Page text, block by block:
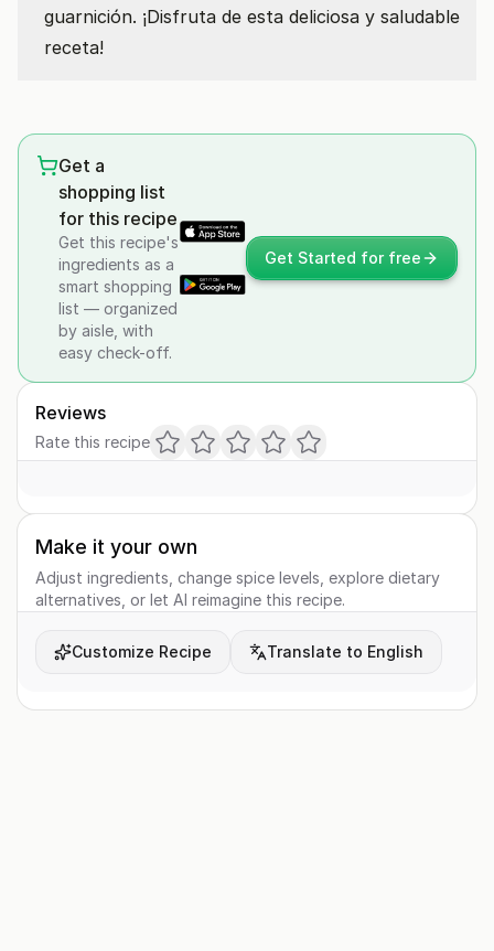
guarnición. ¡Disfruta de esta deliciosa y saludable
receta!
Get a
shopping list
for this recipe
Get this recipe's
ingredients as a
smart shopping
list — organized
by aisle, with
easy check-off.
Get Started for free
Reviews
Rate this recipe
Make it your own
Adjust ingredients, change spice levels, explore dietary
alternatives, or let AI reimagine this recipe.
Customize Recipe Translate to English